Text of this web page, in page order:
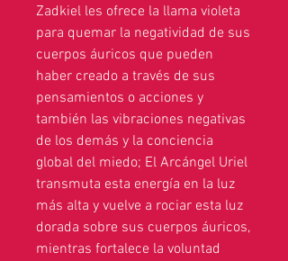
Zadkiel les ofrece la llama violeta
para quemar la negatividad de sus
cuerpos áuricos que pueden
haber creado a través de sus
pensamientos o acciones y
también las vibraciones negativas
de los demás y la conciencia
global del miedo; El Arcángel Uriel
transmuta esta energía en la luz
más alta y vuelve a rociar esta luz
dorada sobre sus cuerpos áuricos,
mientras fortalece la voluntad